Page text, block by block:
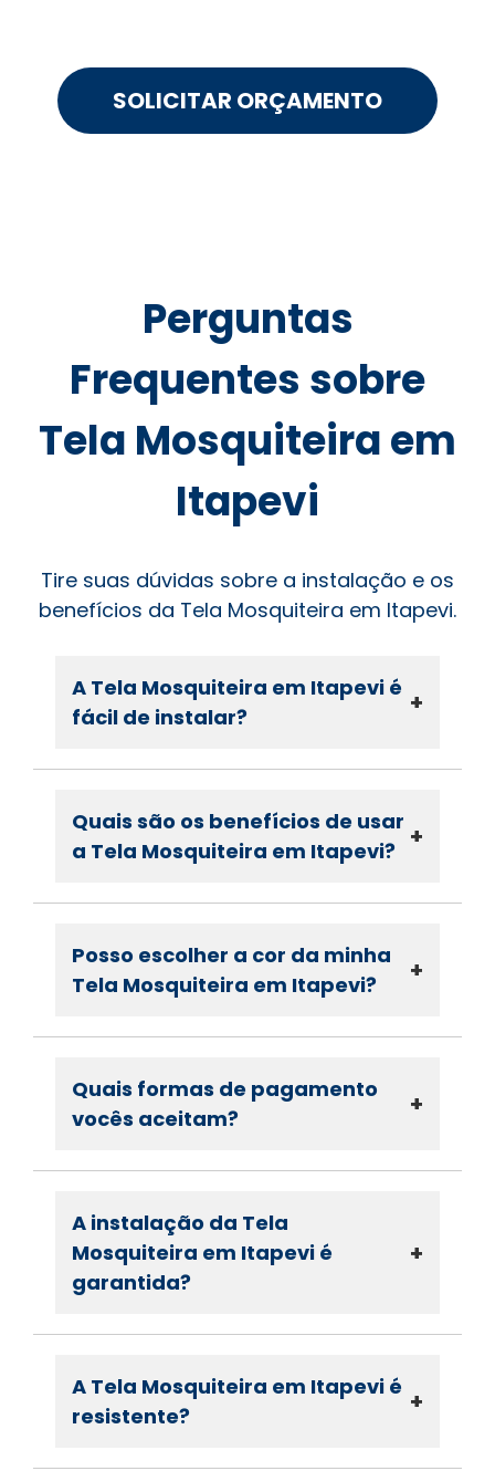
SOLICITAR ORÇAMENTO
Perguntas
Frequentes sobre
Tela Mosquiteira em
Itapevi
Tire suas dúvidas sobre a instalação e os
benefícios da Tela Mosquiteira em Itapevi.
A Tela Mosquiteira em Itapevi é
fácil de instalar?
+
Quais são os benefícios de usar
a Tela Mosquiteira em Itapevi? +
Posso escolher a cor da minha
Tela Mosquiteira em Itapevi?
+
Quais formas de pagamento
vocês aceitam?
+
A instalação da Tela
Mosquiteira em Itapevi é
garantida?
+
A Tela Mosquiteira em Itapevi é
resistente?
+